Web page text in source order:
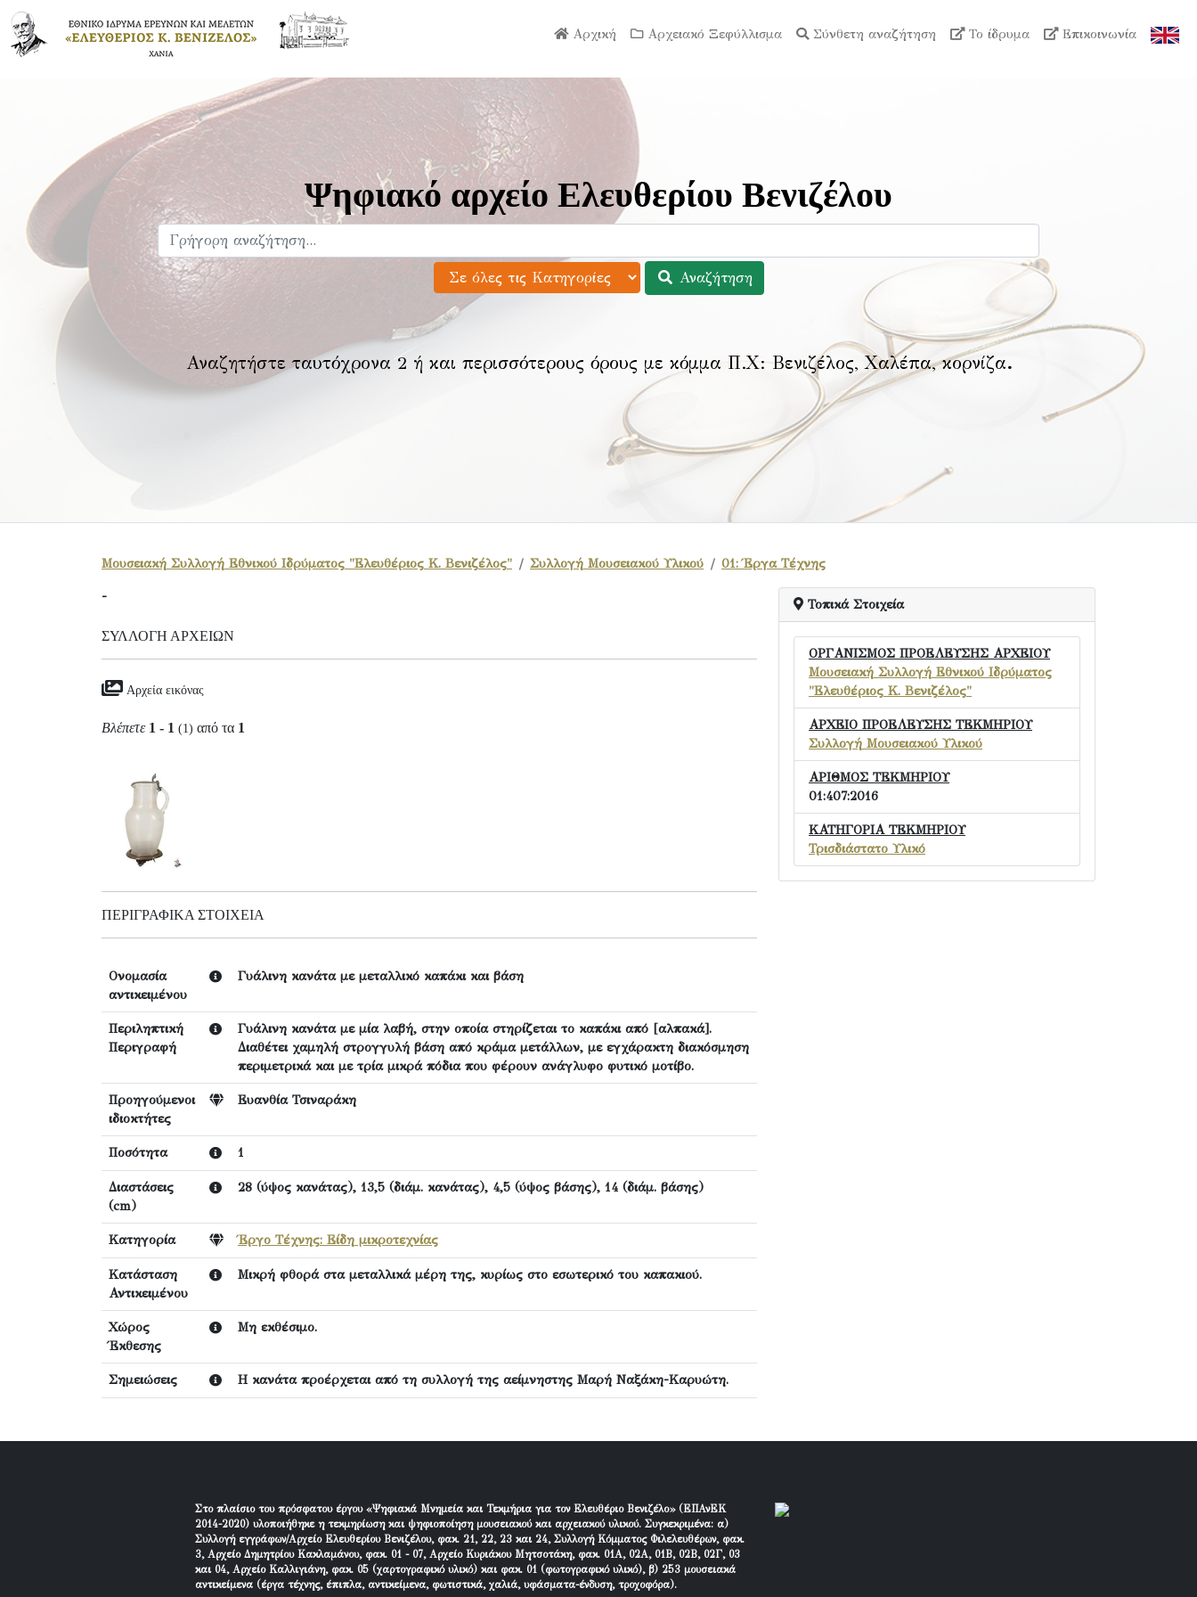
Αρχική Αρχειακό Ξεφύλλισμα Σύνθετη αναζήτηση Το ίδρυμα Επικοινωνία
Ψηφιακό αρχείο Ελευθερίου Βενιζέλου
Αναζήτηση
Αναζητήστε ταυτόχρονα 2 ή και περισσότερους όρους με κόμμα Π.Χ: Βενιζέλος, Χαλέπα, κορνίζα.
Μουσειακή Συλλογή Εθνικού Ιδρύματος "Ελευθέριος Κ. Βενιζέλος" Συλλογή Μουσειακού Υλικού 01: Έργα Τέχνης
-
ΣΥΛΛΟΓΉ ΑΡΧΕΊΩΝ
Αρχεία εικόνας
Βλέπετε 1 - 1 (1) από τα 1
ΠΕΡΙΓΡΑΦΙΚΆ ΣΤΟΙΧΕΊΑ
Ονομασία
αντικειμένου
Γυάλινη κανάτα με μεταλλικό καπάκι και βάση
Περιληπτική
Περιγραφή
Γυάλινη κανάτα με μία λαβή, στην οποία στηρίζεται το καπάκι από [αλπακά].
Διαθέτει χαμηλή στρογγυλή βάση από κράμα μετάλλων, με εγχάρακτη διακόσμηση
περιμετρικά και με τρία μικρά πόδια που φέρουν ανάγλυφο φυτικό μοτίβο.
Προηγούμενοι
ιδιοκτήτες
Ευανθία Τσιναράκη
Ποσότητα 1
Διαστάσεις
(cm)
28 (ύψος κανάτας), 13,5 (διάμ. κανάτας), 4,5 (ύψος βάσης), 14 (διάμ. βάσης)
Κατηγορία Έργο Τέχνης: Είδη μικροτεχνίας
Κατάσταση
Αντικειμένου
Μικρή φθορά στα μεταλλικά μέρη της, κυρίως στο εσωτερικό του καπακιού.
Χώρος
Έκθεσης
Μη εκθέσιμο.
Σημειώσεις Η κανάτα προέρχεται από τη συλλογή της αείμνηστης Μαρή Ναξάκη-Καρυώτη.
Τοπικά Στοιχεία
ΟΡΓΑΝΙΣΜΟΣ ΠΡΟΕΛΕΥΣΗΣ ΑΡΧΕΙΟΥ
Μουσειακή Συλλογή Εθνικού Ιδρύματος
"Ελευθέριος Κ. Βενιζέλος"
ΑΡΧΕΙΟ ΠΡΟΕΛΕΥΣΗΣ ΤΕΚΜΗΡΙΟΥ
Συλλογή Μουσειακού Υλικού
ΑΡΙΘΜΟΣ ΤΕΚΜΗΡΙΟΥ
01:407:2016
ΚΑΤΗΓΟΡΙΑ ΤΕΚΜΗΡΙΟΥ
Τρισδιάστατο Υλικό
Στο πλαίσιο του πρόσφατου έργου «Ψηφιακά Μνημεία και Τεκμήρια για τον Ελευθέριο Βενιζέλο» (ΕΠΑνΕΚ
2014-2020) υλοποιήθηκε η τεκμηρίωση και ψηφιοποίηση μουσειακού και αρχειακού υλικού. Συγκεκριμένα: α)
Συλλογή εγγράφων/Αρχείο Ελευθερίου Βενιζέλου, φακ. 21, 22, 23 και 24, Συλλογή Κόμματος Φιλελευθέρων, φακ.
3, Αρχείο Δημητρίου Κακλαμάνου, φακ. 01 - 07, Αρχείο Κυριάκου Μητσοτάκη, φακ. 01Α, 02Α, 01Β, 02Β, 02Γ, 03
και 04, Αρχείο Καλλιγιάνη, φακ. 05 (χαρτογραφικό υλικό) και φακ. 01 (φωτογραφικό υλικό), β) 253 μουσειακά
αντικείμενα (έργα τέχνης, έπιπλα, αντικείμενα, φωτιστικά, χαλιά, υφάσματα-ένδυση, τροχοφόρα).